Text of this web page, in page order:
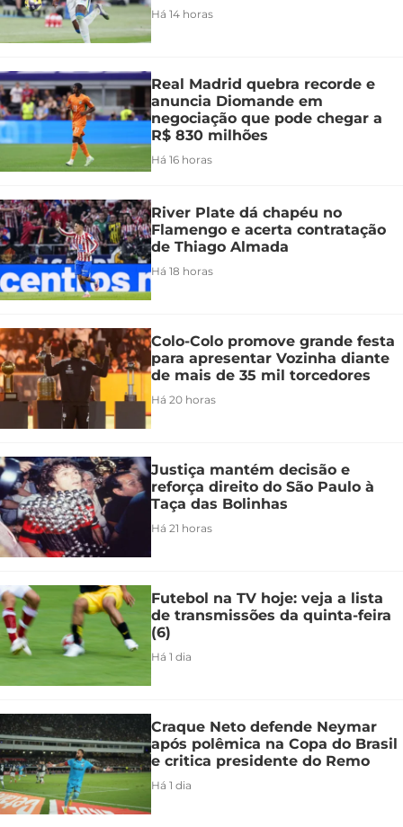
Há 14 horas
Real Madrid quebra recorde e
anuncia Diomande em
negociação que pode chegar a
R$ 830 milhões
Há 16 horas
River Plate dá chapéu no
Flamengo e acerta contratação
de Thiago Almada
Há 18 horas
Colo-Colo promove grande festa
para apresentar Vozinha diante
de mais de 35 mil torcedores
Há 20 horas
Justiça mantém decisão e
reforça direito do São Paulo à
Taça das Bolinhas
Há 21 horas
Futebol na TV hoje: veja a lista
de transmissões da quinta-feira
(6)
Há 1 dia
Craque Neto defende Neymar
após polêmica na Copa do Brasil
e critica presidente do Remo
Há 1 dia